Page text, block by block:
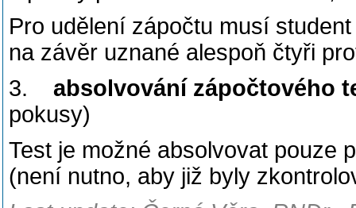
Pro udělení zápočtu musí
na závěr uznané alespoň čtyři
3. absolvování zápočtového
pokusy)
Test je možné absolvovat pouze
(není nutno, aby již byly